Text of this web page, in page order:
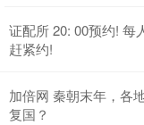
证配所 20: 00预约! 每
赶紧约!
加倍网 秦朝末年，各
复国？